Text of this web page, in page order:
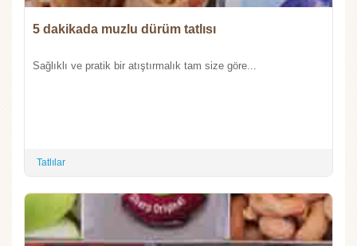
5 dakikada muzlu dürüm tatlısı
Sağlıklı ve pratik bir atıştırmalık tam size göre...
Tatlılar